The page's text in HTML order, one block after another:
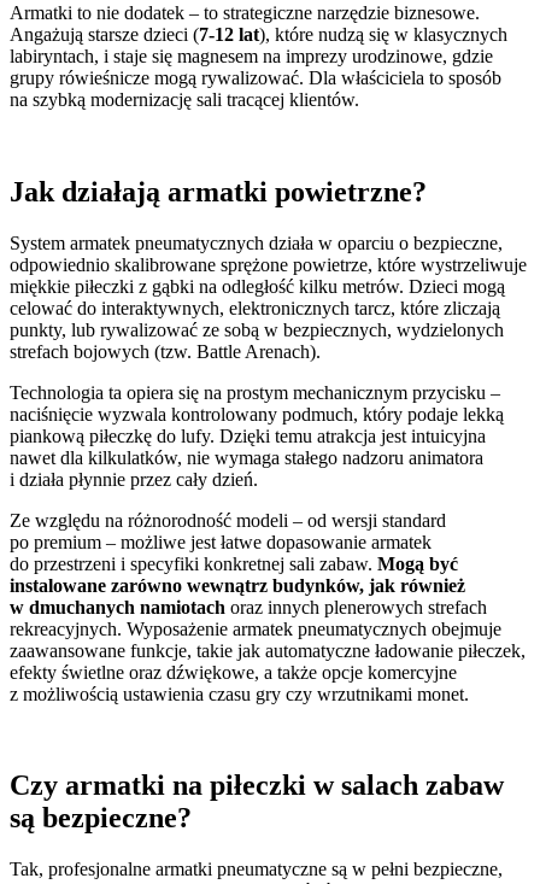
Armatki to nie dodatek – to strategiczne narzędzie biznesowe.
Angażują starsze dzieci (7-12 lat), które nudzą się w klasycznych
labiryntach, i staje się magnesem na imprezy urodzinowe, gdzie
grupy rówieśnicze mogą rywalizować. Dla właściciela to sposób
na szybką modernizację sali tracącej klientów.
Jak działają armatki powietrzne?
System armatek pneumatycznych działa w oparciu o bezpieczne,
odpowiednio skalibrowane sprężone powietrze, które wystrzeliwuje
miękkie piłeczki z gąbki na odległość kilku metrów. Dzieci mogą
celować do interaktywnych, elektronicznych tarcz, które zliczają
punkty, lub rywalizować ze sobą w bezpiecznych, wydzielonych
strefach bojowych (tzw. Battle Arenach).
Technologia ta opiera się na prostym mechanicznym przycisku –
naciśnięcie wyzwala kontrolowany podmuch, który podaje lekką
piankową piłeczkę do lufy. Dzięki temu atrakcja jest intuicyjna
nawet dla kilkulatków, nie wymaga stałego nadzoru animatora
i działa płynnie przez cały dzień.
Ze względu na różnorodność modeli – od wersji standard
po premium – możliwe jest łatwe dopasowanie armatek
do przestrzeni i specyfiki konkretnej sali zabaw. Mogą być
instalowane zarówno wewnątrz budynków, jak również
w dmuchanych namiotach oraz innych plenerowych strefach
rekreacyjnych. Wyposażenie armatek pneumatycznych obejmuje
zaawansowane funkcje, takie jak automatyczne ładowanie piłeczek,
efekty świetlne oraz dźwiękowe, a także opcje komercyjne
z możliwością ustawienia czasu gry czy wrzutnikami monet.
Czy armatki na piłeczki w salach zabaw
są bezpieczne?
Tak, profesjonalne armatki pneumatyczne są w pełni bezpieczne,